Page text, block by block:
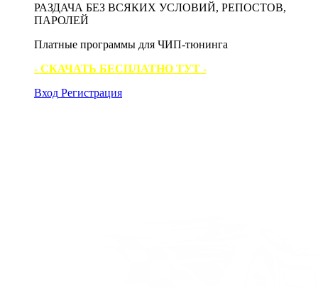
РАЗДАЧА БЕЗ ВСЯКИХ УСЛОВИЙ, РЕПОСТОВ,
ПАРОЛЕЙ
Платные программы для ЧИП-тюнинга
- СКАЧАТЬ БЕСПЛАТНО ТУТ -
Вход Регистрация